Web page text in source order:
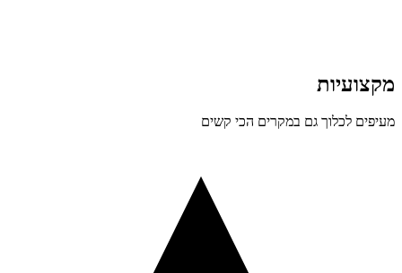
מקצועיות
מעיפים לכלוך גם במקרים הכי קשים